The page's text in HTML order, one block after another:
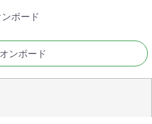
ボード
オンボード